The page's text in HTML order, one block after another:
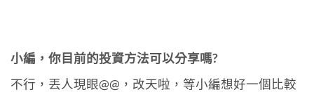
小編，你目前的投資方法可以分享嗎?
不行，丟人現眼@@，改天啦，等小編想好一個比較